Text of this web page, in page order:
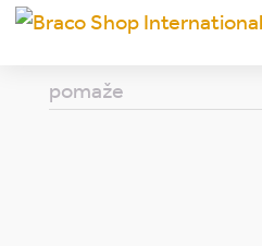
15,00€
pomaže